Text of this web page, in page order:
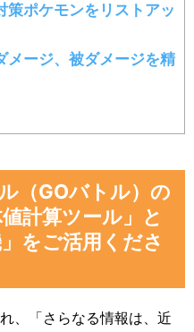
策ポケモンをリストアッ
メージ、被ダメージを精
（GOバトル）の
計算ツール」と
」をご活用くださ
、「さらなる情報は、近